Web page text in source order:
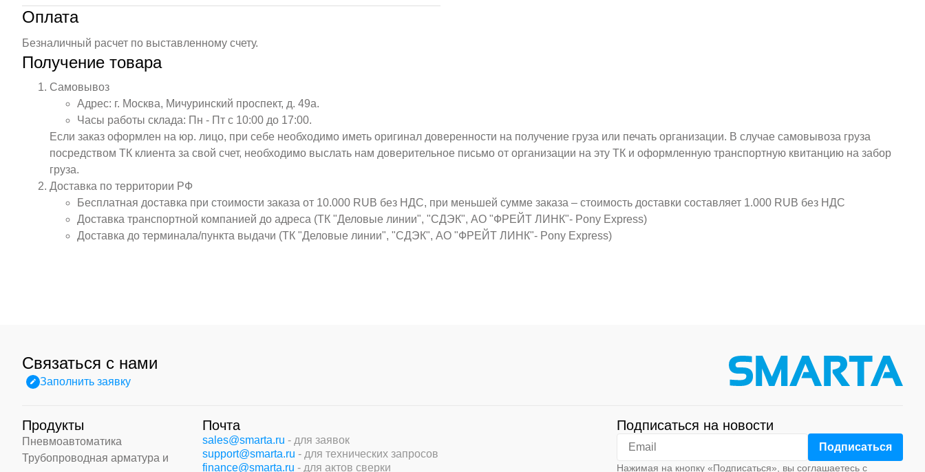
Оплата
Безналичный расчет по выставленному счету.
Получение товара
Самовывоз
Адрес: г. Москва, Мичуринский проспект, д. 49а.
Часы работы склада: Пн - Пт с 10:00 до 17:00.
Если заказ оформлен на юр. лицо, при себе необходимо иметь оригинал доверенности на получение груза или печать организации. В случае самовывоза груза
посредством ТК клиента за свой счет, необходимо выслать нам доверительное письмо от организации на эту ТК и оформленную транспортную квитанцию на забор
груза.
Доставка по территории РФ
Бесплатная доставка при стоимости заказа от 10.000 RUB без НДС, при меньшей сумме заказа – стоимость доставки составляет 1.000 RUB без НДС
Доставка транспортной компанией до адреса (ТК "Деловые линии", "СДЭК", АО "ФРЕЙТ ЛИНК"- Pony Express)
Доставка до терминала/пункта выдачи (ТК "Деловые линии", "СДЭК", АО "ФРЕЙТ ЛИНК"- Pony Express)
Связаться с нами
Заполнить заявку
Продукты
Пневмоавтоматика
Трубопроводная арматура и
Почта
sales@smarta.ru - для заявок
support@smarta.ru - для технических запросов
finance@smarta.ru - для актов сверки
Подписаться на новости
Нажимая на кнопку «Подписаться», вы соглашаетесь с